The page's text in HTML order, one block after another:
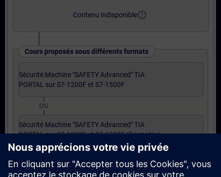
Contenu indisponibleerror_outline
Cours proposés sous différents formats
Sécurité Machine "SAFETY Advanced" TIA
PORTAL sur S7-1200F et S7-1500F
OU
Sécurité Machine "SAFETY Advanced" TIA
PORTAL sur S7-1200F et S7-1500F (Formation
à distance)